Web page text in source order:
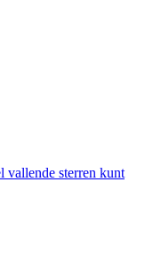
vallende sterren kunt